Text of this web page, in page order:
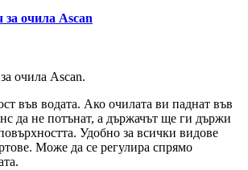
очила Ascan
очила Ascan.
във водата. Ако очилата ви паднат във
да не потънат, а държачът ще ги държи
Удобно за всички видове
Може да се регулира спрямо